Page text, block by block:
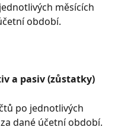
měsících
období.
a pasiv (zůstatky)
po jednotlivých
dané účetní období.